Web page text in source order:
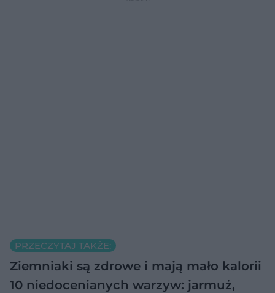
PRZECZYTAJ TAKŻE:
Ziemniaki są zdrowe i mają mało kalorii
10 niedocenianych warzyw: jarmuż,